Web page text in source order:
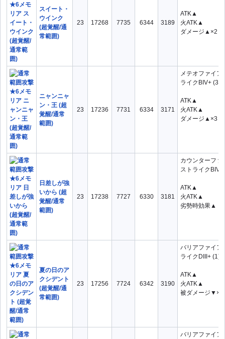
スイート・
ウインク
(超覚醒/通
常範囲)
23 17268 7735 6344 3189
ATK▲
火ATK▲
ダメージ▲×2
ニャンニャ
ン・王 (超
覚醒/通常
範囲)
23 17236 7731 6334 3171
メテオファイア
ライクBIV+ (3)
ATK▲
火ATK▲
ダメージ▲×3
日差しが強
いから (超
覚醒/通常
範囲)
23 17238 7727 6330 3181
カウンターファ
ストライクBIV+
ATK▲
火ATK▲
劣勢時効果▲
夏の日のア
クシデント
(超覚醒/通
常範囲)
23 17256 7724 6342 3190
バリアファイア
ライクDIII+ (1)
ATK▲
火ATK▲
被ダメージ▼×1
バリアファイア